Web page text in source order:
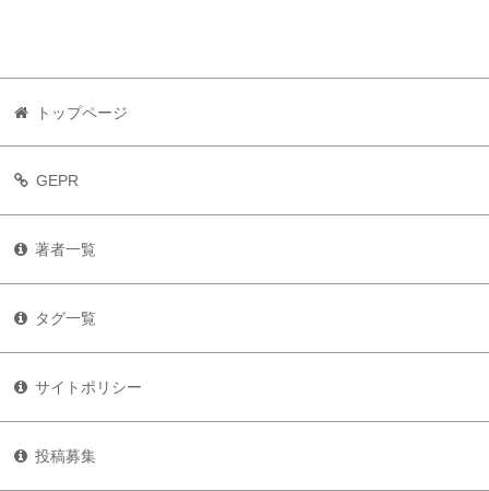
トップページ
GEPR
著者一覧
タグ一覧
サイトポリシー
投稿募集